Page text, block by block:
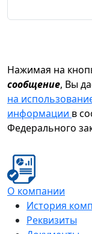
Нажимая на
сообщение, Вы
на
информации в
Федерального
О компании
История
Реквизиты